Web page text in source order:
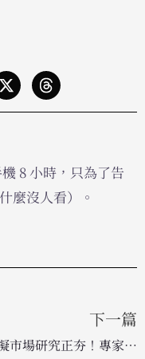
8 小時，只為了告
麼沒人看）。
下一篇
AI 虛擬市場研究正夯！專家提醒：忽視治理與驗證恐誤導行銷決策